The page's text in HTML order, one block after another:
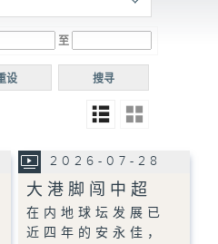
电台
普通
至
搜寻
设
2026-07-28
大港脚闯中超
在内地球坛发展已
近四年的安永佳，